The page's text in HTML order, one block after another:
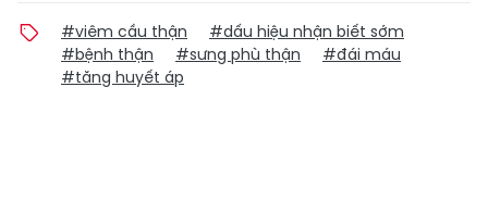
#viêm cầu thận
#dấu hiệu nhận biết sớm
#bệnh thận
#sưng phù thận
#đái máu
#tăng huyết áp